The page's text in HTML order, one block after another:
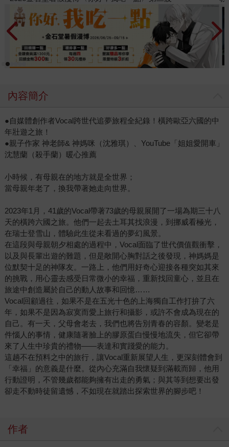
內容簡介
●自媒體創作者Vocal跨世代追夢旅程全紀錄！橫跨歐亞六國的中
年壯遊之旅！
●親子作家 神老師& 神媽咪（沈雅琪）、YouTube「姐姐愛開車」
沈慧蘭（殺手蘭）暖心推薦
小時候，有母親在的地方就是全世界；
當母親年老了，換我帶著她走向世界。
2023年1月，41歲的Vocal帶著73歲的母親展開了一場為期三十八
天的橫跨六國之旅。他們一起去土耳其找浪漫，到挪威看極光，
在瑞士登雪山，體驗此生從未看過的夢幻風景。
在這段與母親朝夕相處的過程中，Vocal面臨了世代價值觀衝擊，
以及與長輩出遊的難題，但是敞開心胸對話之後發現，神媽媽是
位默契十足的神隊友。一路上，他們用好奇心迎接各種突如其來
的挑戰，用心靈去感受日常微小的幸福，重新找回童心，並且在
旅途中創造屬於自己的動人故事和回憶……
Vocal回顧過往，如果不是在五光十色的上海獨自工作打拚了六
年，如果不是因為寂寞而愛上旅行和攝影，或許不會成為現在的
自己。有一天，父母會老去，我們也將告別青春的容顏。變老是
件惱人的事情，健康隨著臉上的膠原蛋白慢慢地流失，但它卻帶
來了人生中珍貴的禮物——表達和實踐愛的能力。
這趟不在預料之中的旅行，讓Vocal重新展望人生，更深刻體會到
「幸福」的意義是什麼。從內心充滿自我懷疑到滿載而歸，他用
行動證明，不管幾歲都能夠擁有出走的勇氣；與其等到想要出發
卻走不動時徒留遺憾，不如現在就踏出探索世界的腳步吧！
作者